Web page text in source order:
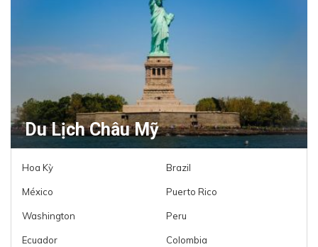
Du Lịch Châu Mỹ
Hoa Kỳ Brazil
México Puerto Rico
Washington Peru
Ecuador Colombia